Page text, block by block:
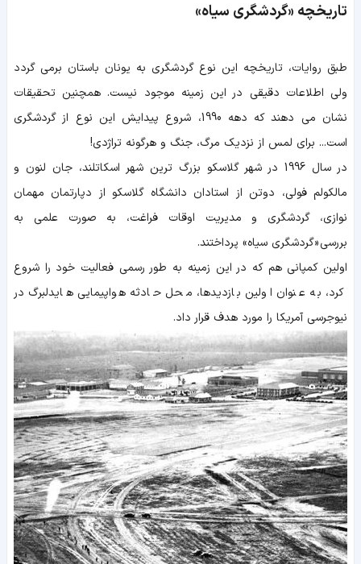
تاریخچه «گردشگری سیاه»
طبق روایات، تاریخچه این نوع گردشگری به یونان باستان برمی گردد
ولی اطلاعات دقیقی در این زمینه موجود نیست. همچنین تحقیقات
نشان می دهند که دهه 1990، شروع پیدایش این نوع از گردشگری
است... برای لمس از نزدیک مرگ، جنگ و هرگونه تراژدی!
در سال 1996 در شهر گلاسکو بزرگ ترین شهر اسکاتلند، جان لنون و
مالکولم فولی، دوتن از استادان دانشگاه گلاسکو از دپارتمان مهمان
نوازی، گردشگری و مدیریت اوقات فراغت، به صورت علمی به
بررسی «گردشگری سیاه» پرداختند.
اولین کمپانی هم که در این زمینه به طور رسمی فعالیت خود را شروع
کرد، به عنوان اولین بازدیدها، محل حادثه هواپیمایی هایدلبرگ در
نیوجرسی آمریکا را مورد هدف قرار داد.